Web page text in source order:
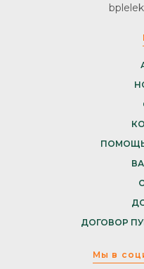
ДОГОВОР
Мы в